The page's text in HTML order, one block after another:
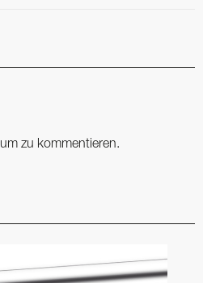
um zu kommentieren.